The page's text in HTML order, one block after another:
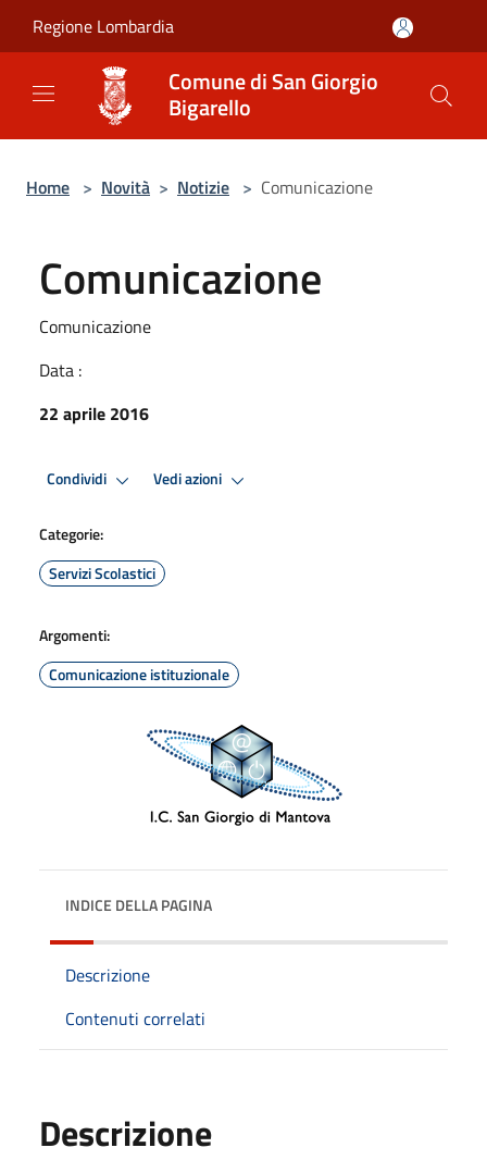
Regione Lombardia
Comune di San Giorgio
Bigarello
Home > Novità > Notizie > Comunicazione
Comunicazione
Comunicazione
Data :
22 aprile 2016
Condividi Vedi azioni
Categorie:
Servizi Scolastici
Argomenti:
Comunicazione istituzionale
INDICE DELLA PAGINA
Descrizione
Contenuti correlati
Descrizione